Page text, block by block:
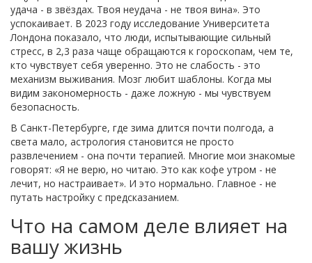
удача - в звёздах. Твоя неудача - не твоя вина». Это
успокаивает. В 2023 году исследование Университета
Лондона показало, что люди, испытывающие сильный
стресс, в 2,3 раза чаще обращаются к гороскопам, чем те,
кто чувствует себя уверенно. Это не слабость - это
механизм выживания. Мозг любит шаблоны. Когда мы
видим закономерность - даже ложную - мы чувствуем
безопасность.
В Санкт-Петербурге, где зима длится почти полгода, а
света мало, астрология становится не просто
развлечением - она почти терапией. Многие мои знакомые
говорят: «Я не верю, но читаю. Это как кофе утром - не
лечит, но настраивает». И это нормально. Главное - не
путать настройку с предсказанием.
Что на самом деле влияет на
вашу жизнь